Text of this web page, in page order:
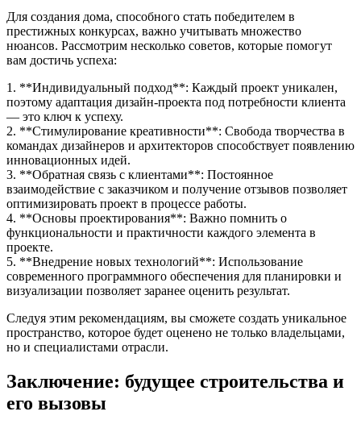
Для создания дома, способного стать победителем в
престижных конкурсах, важно учитывать множество
нюансов. Рассмотрим несколько советов, которые помогут
вам достичь успеха:
1. **Индивидуальный подход**: Каждый проект уникален,
поэтому адаптация дизайн-проекта под потребности клиента
— это ключ к успеху.
2. **Стимулирование креативности**: Свобода творчества в
командах дизайнеров и архитекторов способствует появлению
инновационных идей.
3. **Обратная связь с клиентами**: Постоянное
взаимодействие с заказчиком и получение отзывов позволяет
оптимизировать проект в процессе работы.
4. **Основы проектирования**: Важно помнить о
функциональности и практичности каждого элемента в
проекте.
5. **Внедрение новых технологий**: Использование
современного программного обеспечения для планировки и
визуализации позволяет заранее оценить результат.
Следуя этим рекомендациям, вы сможете создать уникальное
пространство, которое будет оценено не только владельцами,
но и специалистами отрасли.
Заключение: будущее строительства и
его вызовы